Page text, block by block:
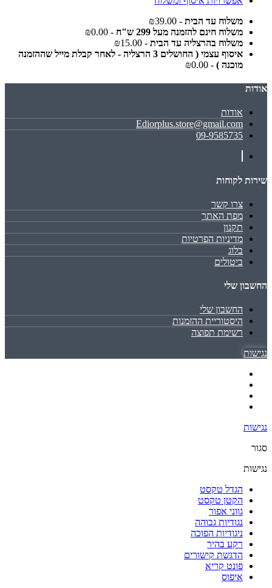
משלוח עד הבית - ₪39.00
משלוח חינם להזמנה מעל 299 ש"ח
- ₪0.00
משלוח בהרצליה עד הבית - ₪15.00
איסוף עצמי ( החושלים 3 הרצליה - לאחר קבלת מייל שההזמנה
מוכנה ) - ₪0.00
אודות
אודות
Ediorplus.store@gmail.com
09-9585735
שירות לקוחות
צרו קשר
מפת האתר
תקנון
מדיניות הפרטיות
בלוג
ביטולים
החשבון שלי
החשבון שלי
היסטוריית ההזמנות
רשימת תפוצה
נגישות
נגישות
סגור
נגישות
הגדל טקסט
הקטן טקסט
גווני אפור
נגודיות גבוהה
ניגודיות הפוכה
רקע בהיר
הדגשת קישורים
פונט קריא
איפוס